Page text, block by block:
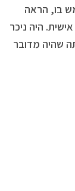
בו, הראה
היה ניכר
שהיה מדובר